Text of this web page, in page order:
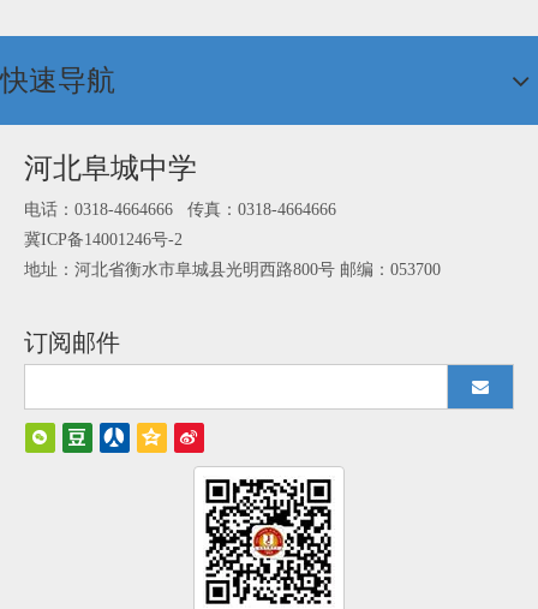
快速导航
河北阜城中学
电话：0318-4664666 传真：0318-4664666
冀ICP备14001246号-2
地址：河北省衡水市阜城县光明西路800号 邮编：053700
订阅邮件